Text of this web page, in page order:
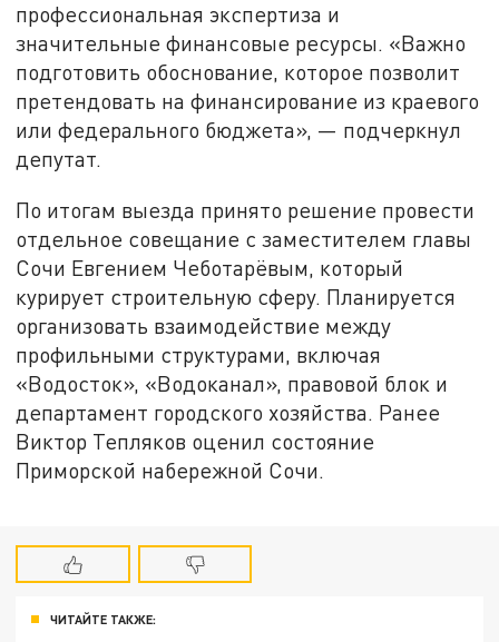
профессиональная экспертиза и
значительные финансовые ресурсы. «Важно
подготовить обоснование, которое позволит
претендовать на финансирование из краевого
или федерального бюджета», — подчеркнул
депутат.
По итогам выезда принято решение провести
отдельное совещание с заместителем главы
Сочи Евгением Чеботарёвым, который
курирует строительную сферу. Планируется
организовать взаимодействие между
профильными структурами, включая
«Водосток», «Водоканал», правовой блок и
департамент городского хозяйства. Ранее
Виктор Тепляков оценил состояние
Приморской набережной Сочи.
ЧИТАЙТЕ ТАКЖЕ: